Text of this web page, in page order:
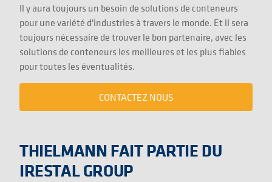
Il y aura toujours un besoin de solutions de conteneurs
pour une variété d'industries à travers le monde. Et il sera
toujours nécessaire de trouver le bon partenaire, avec les
solutions de conteneurs les meilleures et les plus fiables
pour toutes les éventualités.
CONTACTEZ NOUS
THIELMANN FAIT PARTIE DU
IRESTAL GROUP